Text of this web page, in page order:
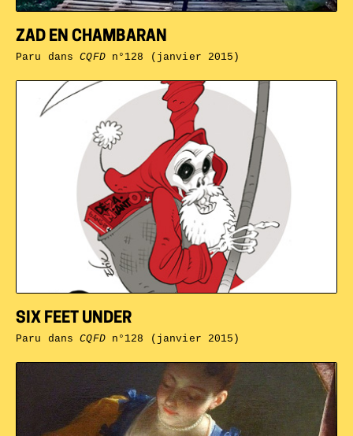
SIX FEET UNDER
Paru dansCQFDn°128 (janvier 2015)
ZAD EN CHAMBARAN
Paru dansCQFDn°128 (janvier 2015)